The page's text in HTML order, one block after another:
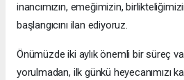
inancımızın, emeğimizin,
başlangıcını ilan ediyoruz.
Önümüzde iki aylık önemli bir süreç
yorulmadan, ilk günkü heyecanımızı